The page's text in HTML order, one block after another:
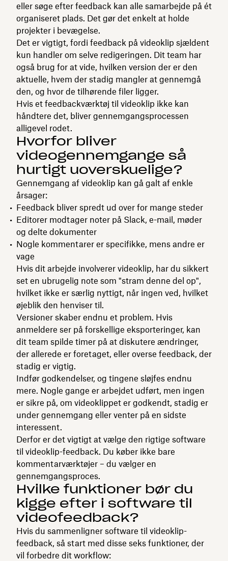
eller søge efter feedback kan alle samarbejde på ét
organiseret plads. Det gør det enkelt at holde
projekter i bevægelse.
Det er vigtigt, fordi feedback på videoklip sjældent
kun handler om selve redigeringen. Dit team har
også brug for at vide, hvilken version der er den
aktuelle, hvem der stadig mangler at gennemgå
den, og hvor de tilhørende filer ligger.
Hvis et feedbackværktøj til videoklip ikke kan
håndtere det, bliver gennemgangsprocessen
alligevel rodet.
Hvorfor bliver
videogennemgange så
hurtigt uoverskuelige?
Gennemgang af videoklip kan gå galt af enkle
årsager:
Feedback bliver spredt ud over for mange steder
Editorer modtager noter på Slack, e-mail, møder
og delte dokumenter
Nogle kommentarer er specifikke, mens andre er
vage
Hvis dit arbejde involverer videoklip, har du sikkert
set en ubrugelig note som "stram denne del op",
hvilket ikke er særlig nyttigt, når ingen ved, hvilket
øjeblik den henviser til.
Versioner skaber endnu et problem. Hvis
anmeldere ser på forskellige eksporteringer, kan
dit team spilde timer på at diskutere ændringer,
der allerede er foretaget, eller overse feedback, der
stadig er vigtig.
Indfør godkendelser, og tingene sløjfes endnu
mere. Nogle gange er arbejdet udført, men ingen
er sikre på, om videoklippet er godkendt, stadig er
under gennemgang eller venter på en sidste
interessent.
Derfor er det vigtigt at vælge den rigtige software
til videoklip-feedback. Du køber ikke bare
kommentarværktøjer – du vælger en
gennemgangsproces.
Hvilke funktioner bør du
kigge efter i software til
videofeedback?
Hvis du sammenligner software til videoklip-
feedback, så start med disse seks funktioner, der
vil forbedre dit workflow: